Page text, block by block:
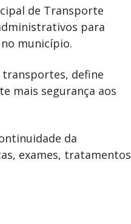
de Transporte
para
no município.
transportes, define
mais segurança aos
da
exames, tratamentos